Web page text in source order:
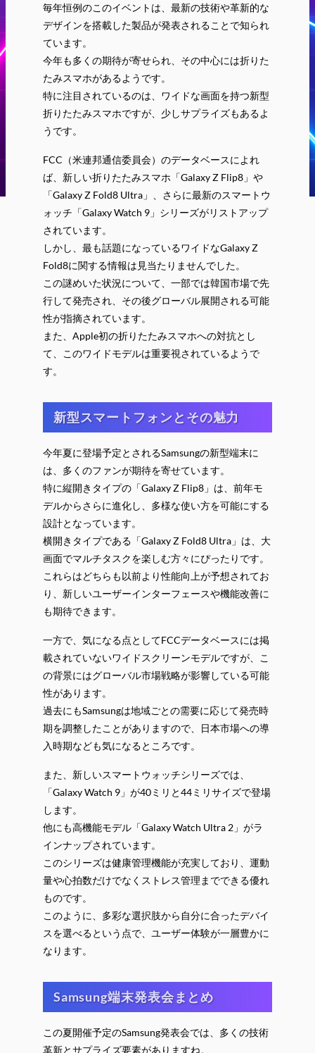
毎年恒例のこのイベントは、最新の技術や革新的な
デザインを搭載した製品が発表されることで知られ
ています。
今年も多くの期待が寄せられ、その中心には折りた
たみスマホがあるようです。
特に注目されているのは、ワイドな画面を持つ新型
折りたたみスマホですが、少しサプライズもあるよ
うです。
FCC（米連邦通信委員会）のデータベースによれ
ば、新しい折りたたみスマホ「Galaxy Z Flip8」や
「Galaxy Z Fold8 Ultra」、さらに最新のスマートウ
ォッチ「Galaxy Watch 9」シリーズがリストアップ
されています。
しかし、最も話題になっているワイドなGalaxy Z
Fold8に関する情報は見当たりませんでした。
この謎めいた状況について、一部では韓国市場で先
行して発売され、その後グローバル展開される可能
性が指摘されています。
また、Apple初の折りたたみスマホへの対抗とし
て、このワイドモデルは重要視されているようで
す。
新型スマートフォンとその魅力
今年夏に登場予定とされるSamsungの新型端末に
は、多くのファンが期待を寄せています。
特に縦開きタイプの「Galaxy Z Flip8」は、前年モ
デルからさらに進化し、多様な使い方を可能にする
設計となっています。
横開きタイプである「Galaxy Z Fold8 Ultra」は、大
画面でマルチタスクを楽しむ方々にぴったりです。
これらはどちらも以前より性能向上が予想されてお
り、新しいユーザーインターフェースや機能改善に
も期待できます。
一方で、気になる点としてFCCデータベースには掲
載されていないワイドスクリーンモデルですが、こ
の背景にはグローバル市場戦略が影響している可能
性があります。
過去にもSamsungは地域ごとの需要に応じて発売時
期を調整したことがありますので、日本市場への導
入時期なども気になるところです。
また、新しいスマートウォッチシリーズでは、
「Galaxy Watch 9」が40ミリと44ミリサイズで登場
します。
他にも高機能モデル「Galaxy Watch Ultra 2」がラ
インナップされています。
このシリーズは健康管理機能が充実しており、運動
量や心拍数だけでなくストレス管理までできる優れ
ものです。
このように、多彩な選択肢から自分に合ったデバイ
スを選べるという点で、ユーザー体験が一層豊かに
なります。
Samsung端末発表会まとめ
この夏開催予定のSamsung発表会では、多くの技術
革新とサプライズ要素がありますね。